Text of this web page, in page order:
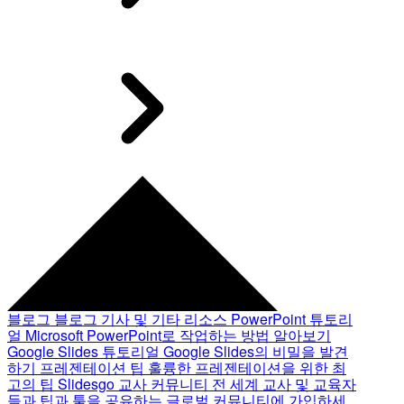
블로그 블로그 기사 및 기타 리소스 PowerPoint 튜토리
얼 Microsoft PowerPoint로 작업하는 방법 알아보기
Google Slides 튜토리얼 Google Slides의 비밀을 발견
하기 프레젠테이션 팁 훌륭한 프레젠테이션을 위한 최
고의 팁 Slidesgo 교사 커뮤니티 전 세계 교사 및 교육자